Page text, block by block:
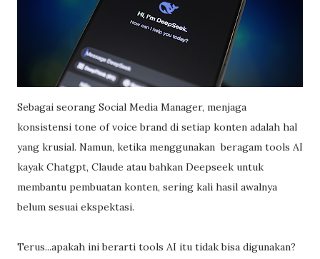
Sebagai seorang Social Media Manager, menjaga
konsistensi tone of voice brand di setiap konten adalah hal
yang krusial. Namun, ketika menggunakan beragam tools AI
kayak Chatgpt, Claude atau bahkan Deepseek untuk
membantu pembuatan konten, sering kali hasil awalnya
belum sesuai ekspektasi.
Terus...apakah ini berarti tools AI itu tidak bisa digunakan?